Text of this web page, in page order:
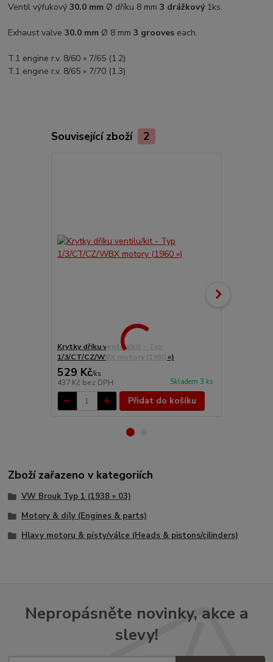
Ventil výfukový30.0 mm Ø dříku 8 mm3 drážkový1ks.
Exhaust valve30.0 mm Ø 8 mm3 grooves each.
T.1 engine r.v. 8/60 » 7/65 (1.2)
T.1 engine r.v. 8/65 » 7/70 (1.3)
Související zboží 2
Krytky dříku ventilu/kit - Typ
1/3/CT/CZ/WBX motory (1960 »)
529 Kč/ks
437 Kč bez DPH Skladem 3 ks
Přidat do košíku
Zboží zařazeno v kategoriích
VW Brouk Typ 1 (1938 » 03)
Motory & díly (Engines & parts)
Hlavy motoru & písty/válce (Heads & pistons/cilinders)
Nepropásněte novinky, akce a
slevy!